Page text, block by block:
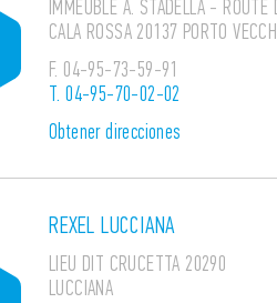
IMMEUBLE A. STADELLA - ROUTE
CALA ROSSA 20137 PORTO
F. 04-95-73-59-91
T.04-95-70-02-02
Obtener direcciones
REXEL LUCCIANA
LIEU DIT CRUCETTA 20290
LUCCIANA